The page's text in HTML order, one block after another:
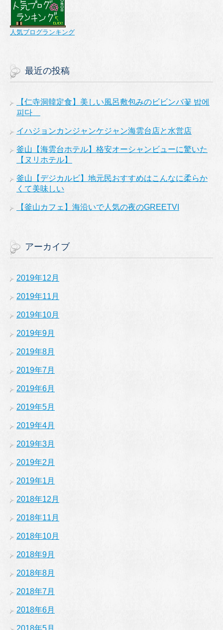
人気ブログランキング
最近の投稿
【仁寺洞韓定食】美しい風呂敷包みのビビンバ꽃 밥에
피다
イハジョンカンジャンケジャン海雲台店と水営店
釜山【海雲台ホテル】格安オーシャンビューに驚いた
【ヌリホテル】
釜山【デジカルビ】地元民おすすめはこんなに柔らか
くて美味しい
【釜山カフェ】海沿いで人気の夜のGREETVI
アーカイブ
2019年12月
2019年11月
2019年10月
2019年9月
2019年8月
2019年7月
2019年6月
2019年5月
2019年4月
2019年3月
2019年2月
2019年1月
2018年12月
2018年11月
2018年10月
2018年9月
2018年8月
2018年7月
2018年6月